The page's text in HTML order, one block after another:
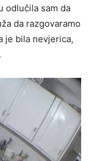
odlučila sam da
da razgovaramo
je bila nevjerica,